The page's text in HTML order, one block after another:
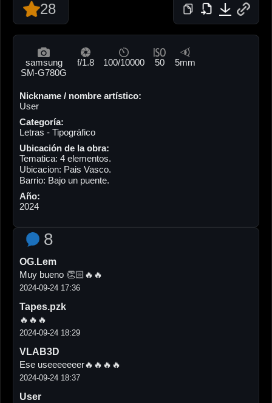
28
samsung
SM-G780G
f/1.8 100/10000 50 5mm
Nickname / nombre artístico:
User
Categoría:
Letras - Tipográfico
Ubicación de la obra:
Tematica: 4 elementos.
Ubicacion: Pais Vasco.
Barrio: Bajo un puente.
Año:
2024
8
OG.Lem
Muy bueno 👏🏻🔥🔥
2024-09-24 17:36
Tapes.pzk
🔥🔥🔥
2024-09-24 18:29
VLAB3D
Ese useeeeeeer🔥🔥🔥🔥
2024-09-24 18:37
User